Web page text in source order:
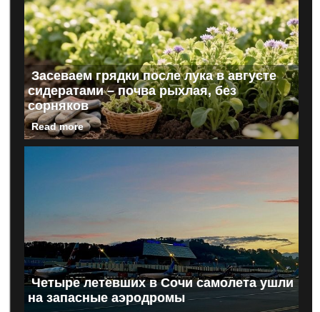
Засеваем грядки после лука в августе
сидератами – почва рыхлая, без
сорняков
Read more
Четыре летевших в Сочи самолета ушли
на запасные аэродромы